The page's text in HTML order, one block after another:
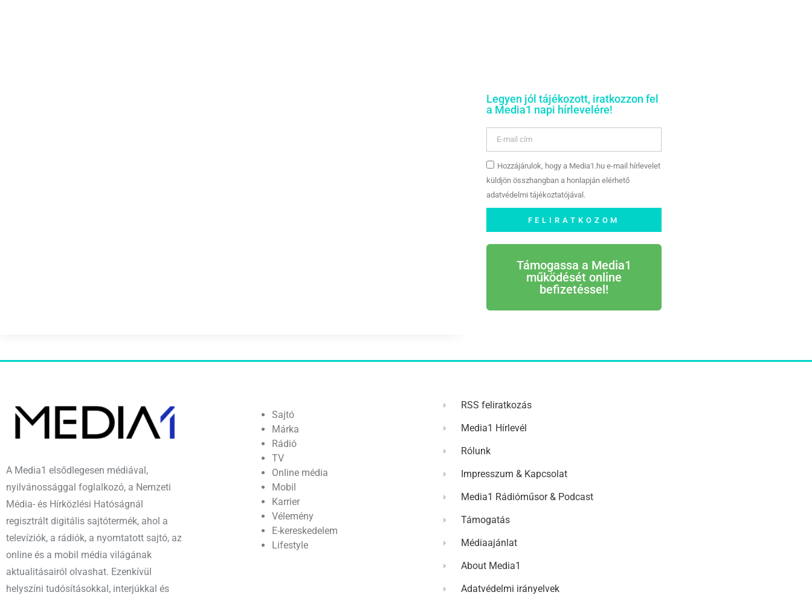
Legyen jól tájékozott, iratkozzon fel
a Media1 napi hírlevelére!
Hozzájárulok, hogy a Media1.hu e-mail hírlevelet
küldjön összhangban a honlapján elérhető
adatvédelmi tájékoztatójával.
FELIRATKOZOM
Támogassa a Media1
működését online
befizetéssel!
A Media1 elsődlegesen médiával,
nyilvánossággal foglalkozó, a Nemzeti
Média- és Hírközlési Hatóságnál
regisztrált digitális sajtótermék, ahol a
televíziók, a rádiók, a nyomtatott sajtó, az
online és a mobil média világának
aktualitásairól olvashat. Ezenkívül
helyszíni tudósításokkal, interjúkkal és
Sajtó
Márka
Rádió
TV
Online média
Mobil
Karrier
Vélemény
E-kereskedelem
Lifestyle
RSS feliratkozás
Media1 Hírlevél
Rólunk
Impresszum & Kapcsolat
Media1 Rádióműsor & Podcast
Támogatás
Médiaajánlat
About Media1
Adatvédelmi irányelvek